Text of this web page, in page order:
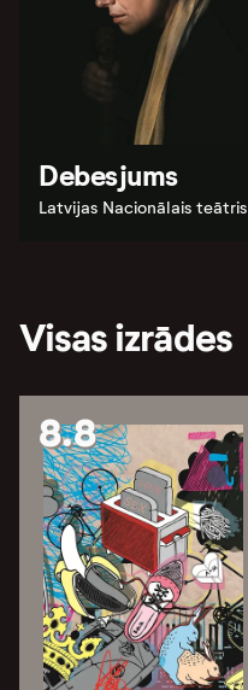
Debesjums
Latvijas Nacionālais teātris
Visas izrādes
8.8